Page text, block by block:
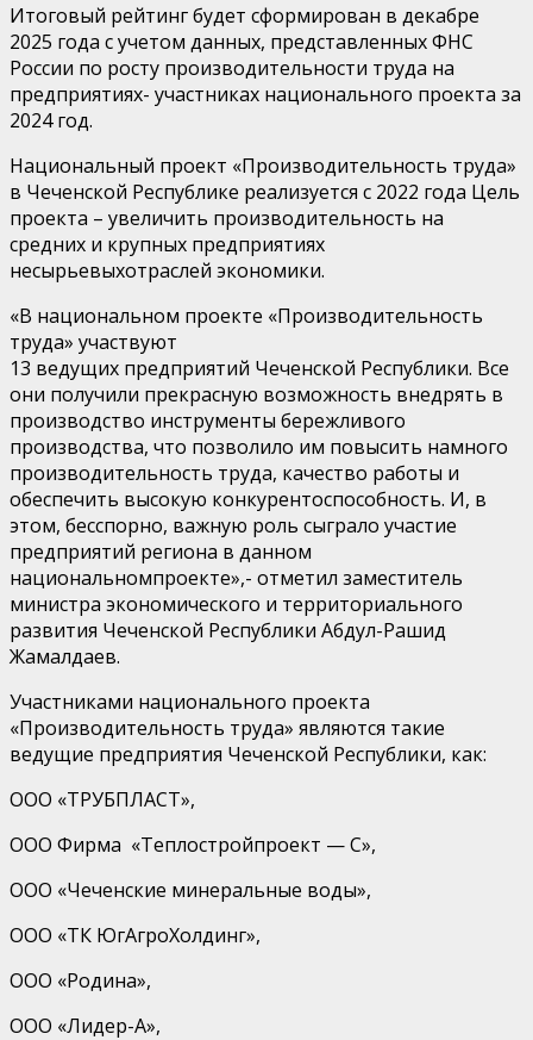
Итоговый рейтинг будет сформирован в декабре
2025 года с учетом данных, представленных ФНС
России по росту производительности труда на
предприятиях- участниках национального проекта за
2024 год.
Национальный проект «Производительность труда»
в Чеченской Республике реализуется с 2022 года Цель
проекта – увеличить производительность на
средних и крупных предприятиях
несырьевыхотраслей экономики.
«В национальном проекте «Производительность
труда» участвуют
13 ведущих предприятий Чеченской Республики. Все
они получили прекрасную возможность внедрять в
производство инструменты бережливого
производства, что позволило им повысить намного
производительность труда, качество работы и
обеспечить высокую конкурентоспособность. И, в
этом, бесспорно, важную роль сыграло участие
предприятий региона в данном
национальномпроекте»,- отметил заместитель
министра экономического и территориального
развития Чеченской Республики Абдул-Рашид
Жамалдаев.
Участниками национального проекта
«Производительность труда» являются такие
ведущие предприятия Чеченской Республики, как:
ООО «ТРУБПЛАСТ»,
ООО Фирма «Теплостройпроект —С»,
ООО «Чеченские минеральные воды»,
ООО «ТК ЮгАгроХолдинг»,
ООО «Родина»,
ООО «Лидер-А»,